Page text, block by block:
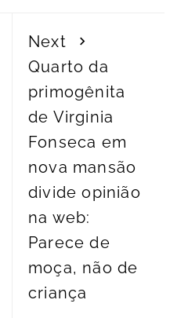
Next
Quarto da
primogênita
de Virginia
Fonseca em
nova mansão
divide opinião
na web:
Parece de
moça, não de
criança